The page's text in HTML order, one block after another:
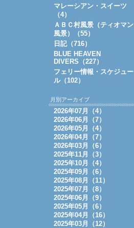
マレーシアン・スイーツ
（4）
ＡＢＣ村風景（ティオマン
風景）（55）
日記（716）
BLUE HEAVEN
DIVERS（227）
フェリー情報・スケジュー
ル（102）
月別アーカイブ
2026年07月（4）
2026年06月（7）
2026年05月（4）
2026年04月（7）
2026年03月（6）
2025年11月（3）
2025年10月（4）
2025年09月（6）
2025年08月（11）
2025年07月（8）
2025年06月（9）
2025年05月（6）
2025年04月（16）
2025年03月（12）